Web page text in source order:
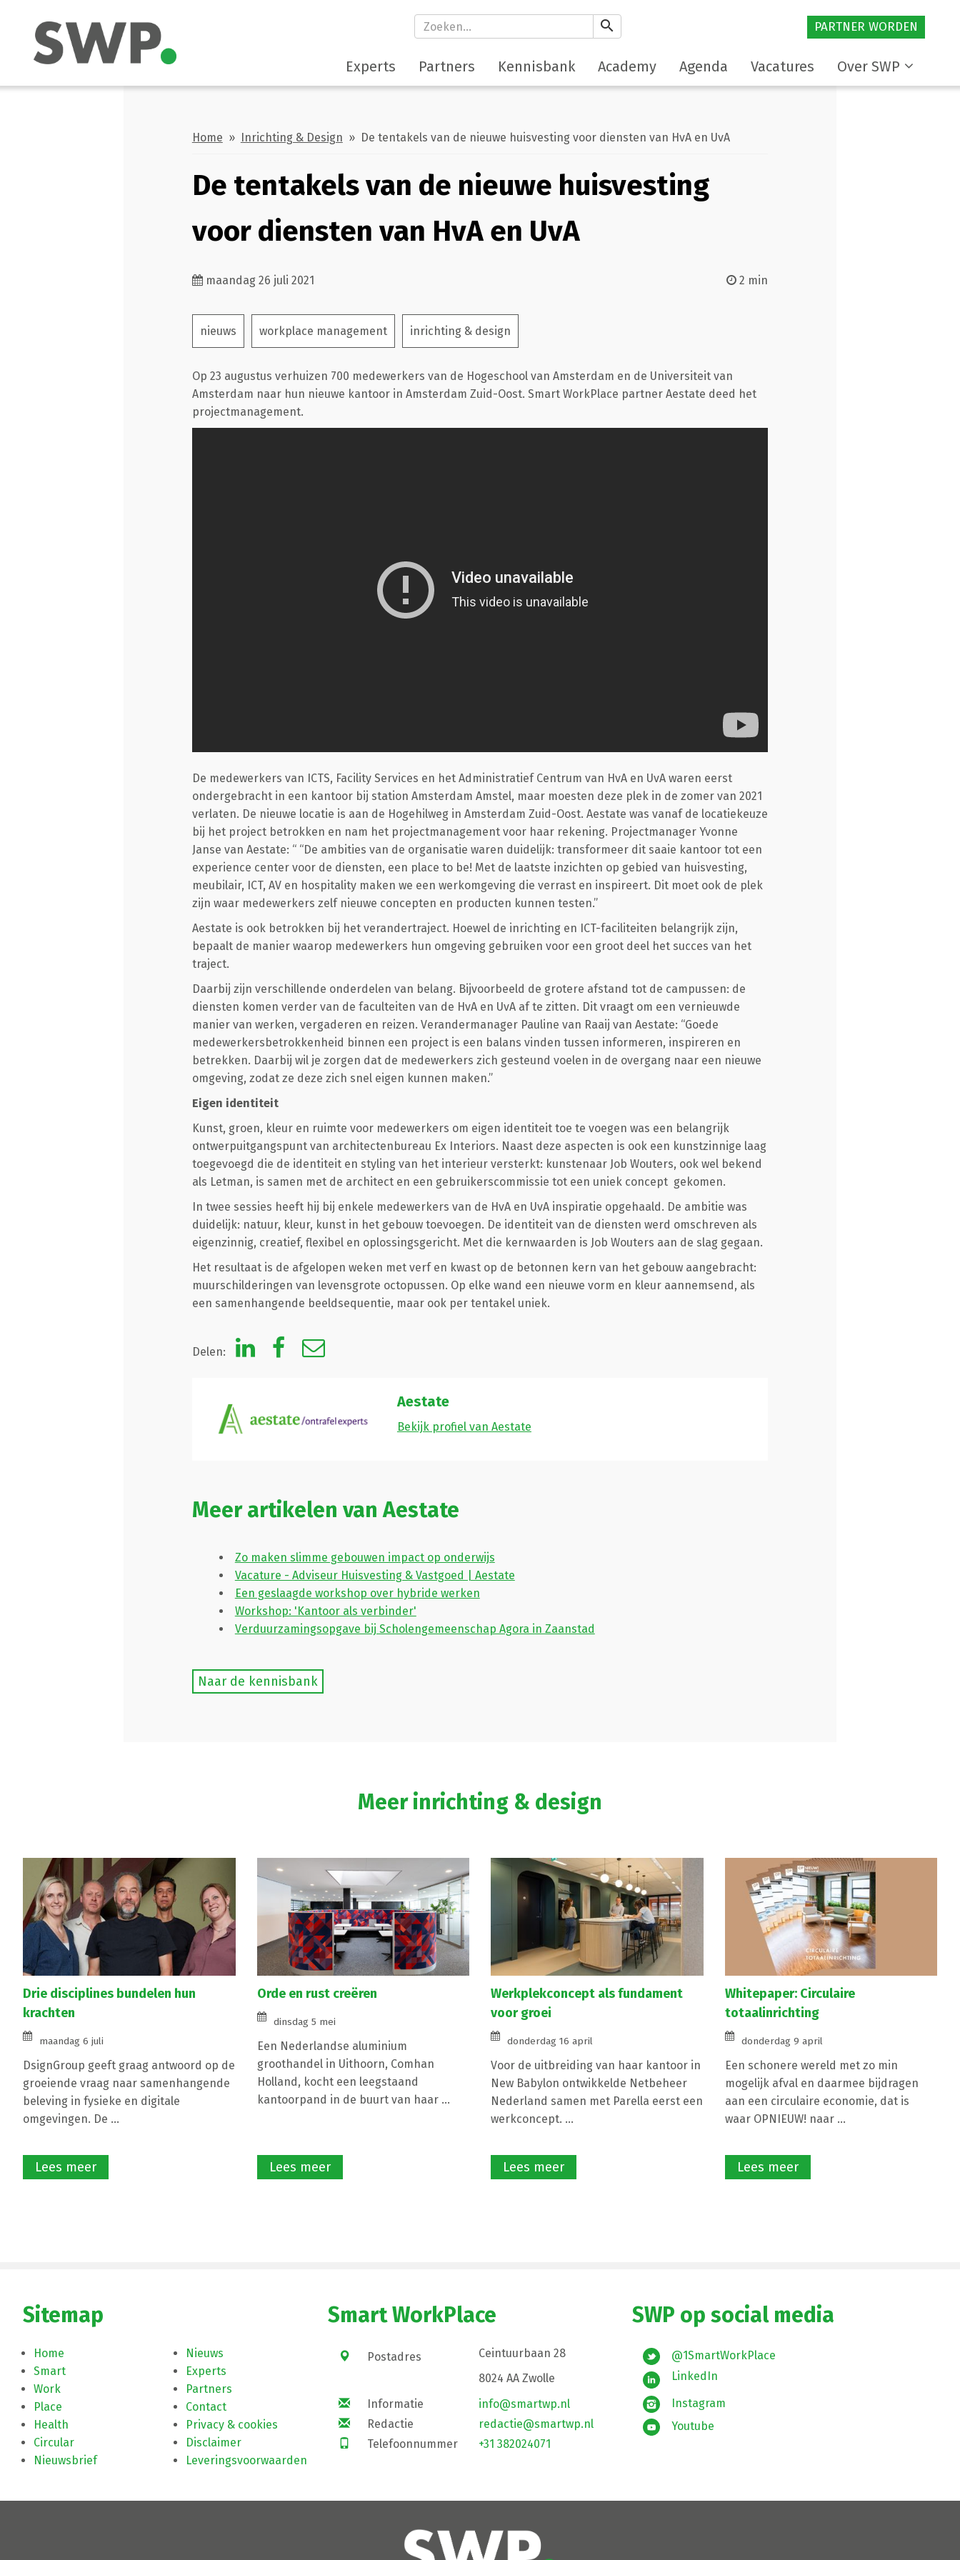
search PARTNER WORDEN
Experts Partners Kennisbank Academy Agenda Vacatures Over SWP
Home » Inrichting & Design » De tentakels van de nieuwe huisvesting voor diensten van HvA en UvA
De tentakels van de nieuwe huisvesting
voor diensten van HvA en UvA
maandag 26 juli 2021 2 min
nieuws workplace management inrichting & design
Op 23 augustus verhuizen 700 medewerkers van de Hogeschool van Amsterdam en de Universiteit van
Amsterdam naar hun nieuwe kantoor in Amsterdam Zuid-Oost. Smart WorkPlace partner Aestate deed het
projectmanagement.
De medewerkers van ICTS, Facility Services en het Administratief Centrum van HvA en UvA waren eerst
ondergebracht in een kantoor bij station Amsterdam Amstel, maar moesten deze plek in de zomer van 2021
verlaten. De nieuwe locatie is aan de Hogehilweg in Amsterdam Zuid-Oost. Aestate was vanaf de locatiekeuze
bij het project betrokken en nam het projectmanagement voor haar rekening. Projectmanager Yvonne
Janse van Aestate: “ “De ambities van de organisatie waren duidelijk: transformeer dit saaie kantoor tot een
experience center voor de diensten, een place to be! Met de laatste inzichten op gebied van huisvesting,
meubilair, ICT, AV en hospitality maken we een werkomgeving die verrast en inspireert. Dit moet ook de plek
zijn waar medewerkers zelf nieuwe concepten en producten kunnen testen.”
Aestate is ook betrokken bij het verandertraject. Hoewel de inrichting en ICT-faciliteiten belangrijk zijn,
bepaalt de manier waarop medewerkers hun omgeving gebruiken voor een groot deel het succes van het
traject.
Daarbij zijn verschillende onderdelen van belang. Bijvoorbeeld de grotere afstand tot de campussen: de
diensten komen verder van de faculteiten van de HvA en UvA af te zitten. Dit vraagt om een vernieuwde
manier van werken, vergaderen en reizen. Verandermanager Pauline van Raaij van Aestate: “Goede
medewerkersbetrokkenheid binnen een project is een balans vinden tussen informeren, inspireren en
betrekken. Daarbij wil je zorgen dat de medewerkers zich gesteund voelen in de overgang naar een nieuwe
omgeving, zodat ze deze zich snel eigen kunnen maken.”
Eigen identiteit
Kunst, groen, kleur en ruimte voor medewerkers om eigen identiteit toe te voegen was een belangrijk
ontwerpuitgangspunt van architectenbureau Ex Interiors. Naast deze aspecten is ook een kunstzinnige laag
toegevoegd die de identiteit en styling van het interieur versterkt: kunstenaar Job Wouters, ook wel bekend
als Letman, is samen met de architect en een gebruikerscommissie tot een uniek concept gekomen.
In twee sessies heeft hij bij enkele medewerkers van de HvA en UvA inspiratie opgehaald. De ambitie was
duidelijk: natuur, kleur, kunst in het gebouw toevoegen. De identiteit van de diensten werd omschreven als
eigenzinnig, creatief, flexibel en oplossingsgericht. Met die kernwaarden is Job Wouters aan de slag gegaan.
Het resultaat is de afgelopen weken met verf en kwast op de betonnen kern van het gebouw aangebracht:
muurschilderingen van levensgrote octopussen. Op elke wand een nieuwe vorm en kleur aannemsend, als
een samenhangende beeldsequentie, maar ook per tentakel uniek.
Delen:
Aestate
Bekijk profiel van Aestate
Meer artikelen van Aestate
Zo maken slimme gebouwen impact op onderwijs
Vacature - Adviseur Huisvesting & Vastgoed | Aestate
Een geslaagde workshop over hybride werken
Workshop: 'Kantoor als verbinder'
Verduurzamingsopgave bij Scholengemeenschap Agora in Zaanstad
Naar de kennisbank
Meer inrichting & design
Drie disciplines bundelen hun
krachten
maandag 6 juli
DsignGroup geeft graag antwoord op de
groeiende vraag naar samenhangende
beleving in fysieke en digitale
omgevingen. De ...
Lees meer
Orde en rust creëren
dinsdag 5 mei
Een Nederlandse aluminium
groothandel in Uithoorn, Comhan
Holland, kocht een leegstaand
kantoorpand in de buurt van haar ...
Lees meer
Werkplekconcept als fundament
voor groei
donderdag 16 april
Voor de uitbreiding van haar kantoor in
New Babylon ontwikkelde Netbeheer
Nederland samen met Parella eerst een
werkconcept. ...
Lees meer
Whitepaper: Circulaire
totaalinrichting
donderdag 9 april
Een schonere wereld met zo min
mogelijk afval en daarmee bijdragen
aan een circulaire economie, dat is
waar OPNIEUW! naar ...
Lees meer
Sitemap
Home
Smart
Work
Place
Health
Circular
Nieuwsbrief
Nieuws
Experts
Partners
Contact
Privacy & cookies
Disclaimer
Leveringsvoorwaarden
Smart WorkPlace
Postadres
Ceintuurbaan 28
8024 AA Zwolle
Informatie
info@smartwp.nl
Redactie
redactie@smartwp.nl
Telefoonnummer
+31 382024071
SWP op social media
@1SmartWorkPlace
LinkedIn
Instagram
Youtube